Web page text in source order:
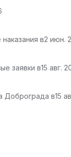
в2 июн.
заявки в15 авг.
Доброграда в15